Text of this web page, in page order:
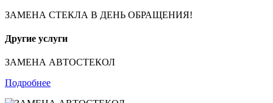
ЗАМЕНА СТЕКЛА В ДЕНЬ ОБРАЩЕНИЯ!
Другие услуги
ЗАМЕНА АВТОСТЕКОЛ
Подробнее